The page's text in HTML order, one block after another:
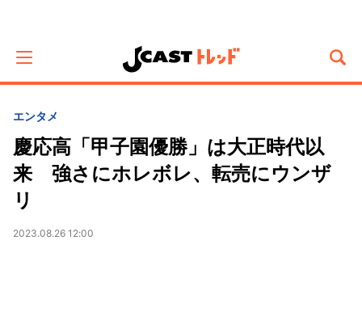
エンタメ
慶応高「甲子園優勝」は大正時代以
来 強さにホレボレ、転売にウンザ
リ
2023.08.26 12:00